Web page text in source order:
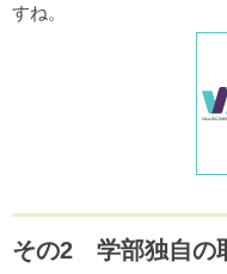
すね。
その2 学部独自の